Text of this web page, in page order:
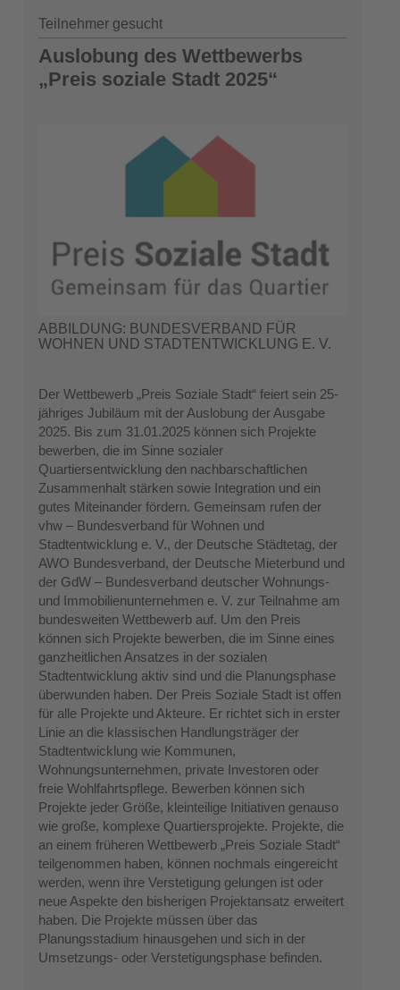
Teilnehmer gesucht
Auslobung des Wettbewerbs
„Preis soziale Stadt 2025“
ABBILDUNG: BUNDESVERBAND FÜR
WOHNEN UND STADTENTWICKLUNG E. V.
Der Wettbewerb „Preis Soziale Stadt“ feiert sein 25-
jähriges Jubiläum mit der Auslobung der Ausgabe
2025. Bis zum 31.01.2025 können sich Projekte
bewerben, die im Sinne sozialer
Quartiersentwicklung den nachbarschaftlichen
Zusammenhalt stärken sowie Integration und ein
gutes Miteinander fördern. Gemeinsam rufen der
vhw – Bundesverband für Wohnen und
Stadtentwicklung e. V., der Deutsche Städtetag, der
AWO Bundesverband, der Deutsche Mieterbund und
der GdW – Bundesverband deutscher Wohnungs-
und Immobilienunternehmen e. V. zur Teilnahme am
bundesweiten Wettbewerb auf. Um den Preis
können sich Projekte bewerben, die im Sinne eines
ganzheitlichen Ansatzes in der sozialen
Stadtentwicklung aktiv sind und die Planungsphase
überwunden haben. Der Preis Soziale Stadt ist offen
für alle Projekte und Akteure. Er richtet sich in erster
Linie an die klassischen Handlungsträger der
Stadtentwicklung wie Kommunen,
Wohnungsunternehmen, private Investoren oder
freie Wohlfahrtspflege. Bewerben können sich
Projekte jeder Größe, kleinteilige Initiativen genauso
wie große, komplexe Quartiersprojekte. Projekte, die
an einem früheren Wettbewerb „Preis Soziale Stadt“
teilgenommen haben, können nochmals eingereicht
werden, wenn ihre Verstetigung gelungen ist oder
neue Aspekte den bisherigen Projektansatz erweitert
haben. Die Projekte müssen über das
Planungsstadium hinausgehen und sich in der
Umsetzungs- oder Verstetigungsphase befinden.